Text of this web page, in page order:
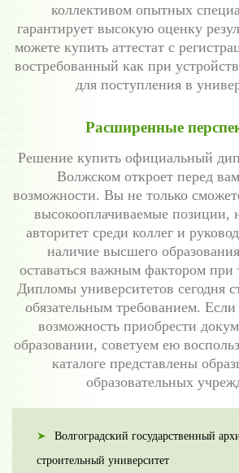
коллективом опытных
гарантирует высокую оценку
можете купить аттестат с
востребованный как при
для поступления в
Расширенные
Решение купить официальный
Волжском откроет перед
возможности. Вы не только
высокооплачиваемые позиции,
авторитет среди коллег и
наличие высшего
оставаться важным фактором при
Дипломы университетов сегодня
обязательным требованием. Если
возможность приобрести
образовании, советуем ею
каталоге представлены
образовательных
Волгоградский государственный
строительный университет